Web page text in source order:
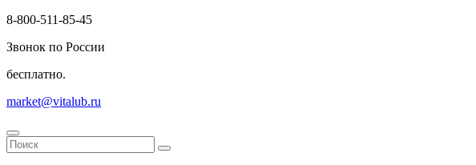
8-800-511-85-45
Звонок по России
бесплатно.
market@vitalub.ru